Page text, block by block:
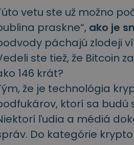
vetu ste už možno
praskne“, ako je
páchajú zlodeji
ste tiež, že Bitcoin
146 krát?
že je technológia
ktorí sa budú
ľudia a médiá
Do kategórie